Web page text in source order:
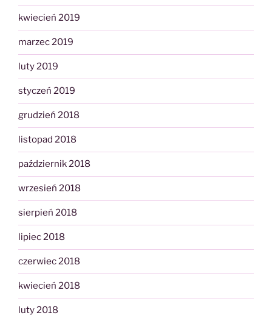
kwiecień 2019
marzec 2019
luty 2019
styczeń 2019
grudzień 2018
listopad 2018
październik 2018
wrzesień 2018
sierpień 2018
lipiec 2018
czerwiec 2018
kwiecień 2018
luty 2018